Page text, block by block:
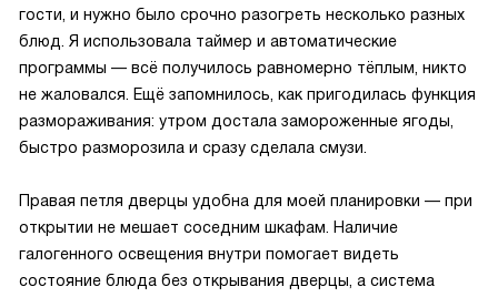
гости, и нужно было срочно разогреть несколько разных
блюд. Я использовала таймер и автоматические
программы — всё получилось равномерно тёплым, никто
не жаловался. Ещё запомнилось, как пригодилась функция
размораживания: утром достала замороженные ягоды,
быстро разморозила и сразу сделала смузи.
Правая петля дверцы удобна для моей планировки — при
открытии не мешает соседним шкафам. Наличие
галогенного освещения внутри помогает видеть
состояние блюда без открывания дверцы, а система